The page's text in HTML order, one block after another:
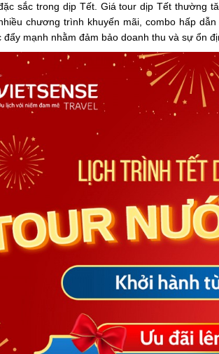
sắc trong dịp Tết. Giá tour dịp Tết thường
chương trình khuyến mãi, combo hấp
đẩy mạnh nhằm đảm bảo doanh thu và sự ổn